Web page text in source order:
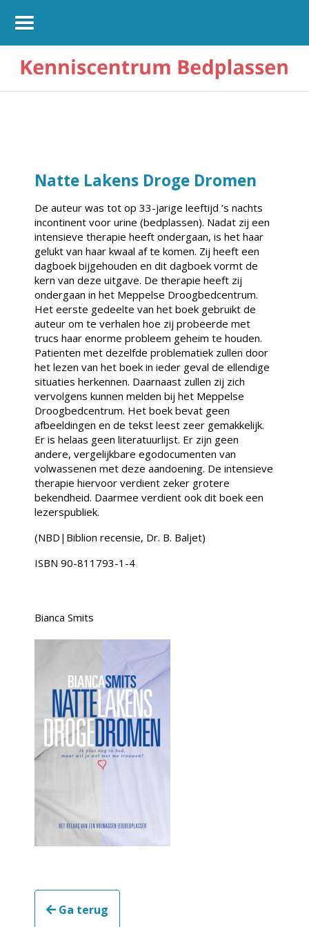
Natte Lakens Droge Dromen
De auteur was tot op 33-jarige leeftijd ’s nachts
incontinent voor urine (bedplassen). Nadat zij een
intensieve therapie heeft ondergaan, is het haar
gelukt van haar kwaal af te komen. Zij heeft een
dagboek bijgehouden en dit dagboek vormt de
kern van deze uitgave. De therapie heeft zij
ondergaan in het Meppelse Droogbedcentrum.
Het eerste gedeelte van het boek gebruikt de
auteur om te verhalen hoe zij probeerde met
trucs haar enorme probleem geheim te houden.
Patienten met dezelfde problematiek zullen door
het lezen van het boek in ieder geval de ellendige
situaties herkennen. Daarnaast zullen zij zich
vervolgens kunnen melden bij het Meppelse
Droogbedcentrum. Het boek bevat geen
afbeeldingen en de tekst leest zeer gemakkelijk.
Er is helaas geen literatuurlijst. Er zijn geen
andere, vergelijkbare egodocumenten van
volwassenen met deze aandoening. De intensieve
therapie hiervoor verdient zeker grotere
bekendheid. Daarmee verdient ook dit boek een
lezerspubliek.
(NBD|Biblion recensie, Dr. B. Baljet)
ISBN 90-811793-1-4
Bianca Smits
Ga terug